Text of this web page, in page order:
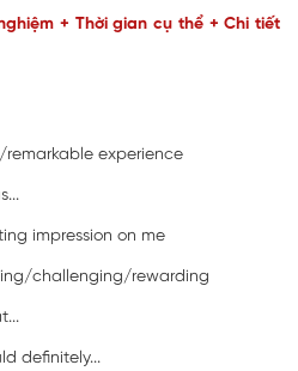
+ Thời gian cụ thể + Chi tiết
experience
impression on me
challenging/rewarding
definitely...